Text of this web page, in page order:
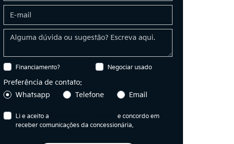
Financiamento? Negociar usado
Preferência de contato:
Whatsapp
Telefone Email
Li e aceito a
e concordo em
receber comunicações da concessionária.